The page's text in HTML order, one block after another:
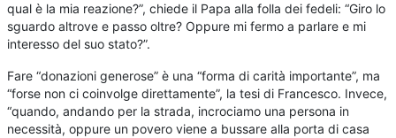
qual è la mia reazione?”, chiede il Papa alla folla dei fedeli: “Giro lo
sguardo altrove e passo oltre? Oppure mi fermo a parlare e mi
interesso del suo stato?”.
Fare “donazioni generose” è una “forma di carità importante”, ma
“forse non ci coinvolge direttamente”, la tesi di Francesco. Invece,
“quando, andando per la strada, incrociamo una persona in
necessità, oppure un povero viene a bussare alla porta di casa